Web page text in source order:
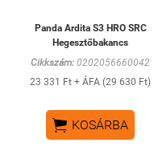
Panda Ardita S3 HRO SRC
Hegesztőbakancs
Cikkszám: 0202056660042
23 331 Ft + ÁFA (29 630 Ft)
 KOSÁRBA